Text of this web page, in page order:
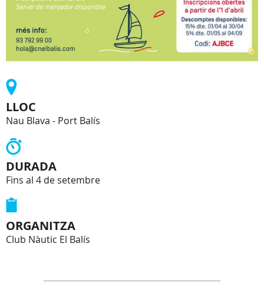
LLOC
Nau Blava - Port Balís
DURADA
Fins al 4 de setembre
ORGANITZA
Club Nàutic El Balís